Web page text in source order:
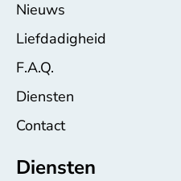
Nieuws
Liefdadigheid
F.A.Q.
Diensten
Contact
Diensten